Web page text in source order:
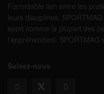
Formidable lien entre les
leurs disciplines,
sport comme la plupart des
l’appréhendent. SPORTMAG
Suivez-nous